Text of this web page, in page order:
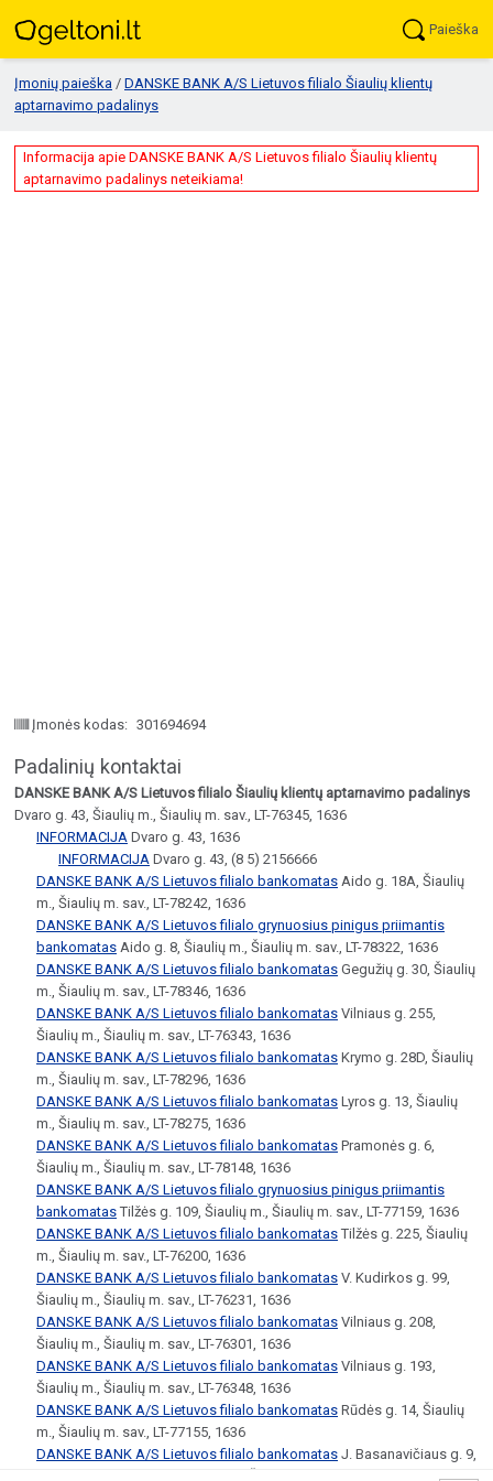
Paieška
Įmonių paieška / DANSKE BANK A/S Lietuvos filialo Šiaulių klientų
aptarnavimo padalinys
Informacija apie DANSKE BANK A/S Lietuvos filialo Šiaulių klientų
aptarnavimo padalinys neteikiama!
Įmonės kodas: 301694694
Padalinių kontaktai
DANSKE BANK A/S Lietuvos filialo Šiaulių klientų aptarnavimo padalinys
Dvaro g. 43, Šiaulių m., Šiaulių m. sav., LT-76345, 1636
INFORMACIJA Dvaro g. 43, 1636
INFORMACIJA Dvaro g. 43, (8 5) 2156666
DANSKE BANK A/S Lietuvos filialo bankomatas Aido g. 18A, Šiaulių
m., Šiaulių m. sav., LT-78242, 1636
DANSKE BANK A/S Lietuvos filialo grynuosius pinigus priimantis
bankomatas Aido g. 8, Šiaulių m., Šiaulių m. sav., LT-78322, 1636
DANSKE BANK A/S Lietuvos filialo bankomatas Gegužių g. 30, Šiaulių
m., Šiaulių m. sav., LT-78346, 1636
DANSKE BANK A/S Lietuvos filialo bankomatas Vilniaus g. 255,
Šiaulių m., Šiaulių m. sav., LT-76343, 1636
DANSKE BANK A/S Lietuvos filialo bankomatas Krymo g. 28D, Šiaulių
m., Šiaulių m. sav., LT-78296, 1636
DANSKE BANK A/S Lietuvos filialo bankomatas Lyros g. 13, Šiaulių
m., Šiaulių m. sav., LT-78275, 1636
DANSKE BANK A/S Lietuvos filialo bankomatas Pramonės g. 6,
Šiaulių m., Šiaulių m. sav., LT-78148, 1636
DANSKE BANK A/S Lietuvos filialo grynuosius pinigus priimantis
bankomatasTilžės g. 109, Šiaulių m., Šiaulių m. sav., LT-77159, 1636
DANSKE BANK A/S Lietuvos filialo bankomatasTilžės g. 225, Šiaulių
m., Šiaulių m. sav., LT-76200, 1636
DANSKE BANK A/S Lietuvos filialo bankomatas V. Kudirkos g. 99,
Šiaulių m., Šiaulių m. sav., LT-76231, 1636
DANSKE BANK A/S Lietuvos filialo bankomatas Vilniaus g. 208,
Šiaulių m., Šiaulių m. sav., LT-76301, 1636
DANSKE BANK A/S Lietuvos filialo bankomatas Vilniaus g. 193,
Šiaulių m., Šiaulių m. sav., LT-76348, 1636
DANSKE BANK A/S Lietuvos filialo bankomatas Rūdės g. 14, Šiaulių
m., Šiaulių m. sav., LT-77155, 1636
DANSKE BANK A/S Lietuvos filialo bankomatas J. Basanavičiaus g. 9,